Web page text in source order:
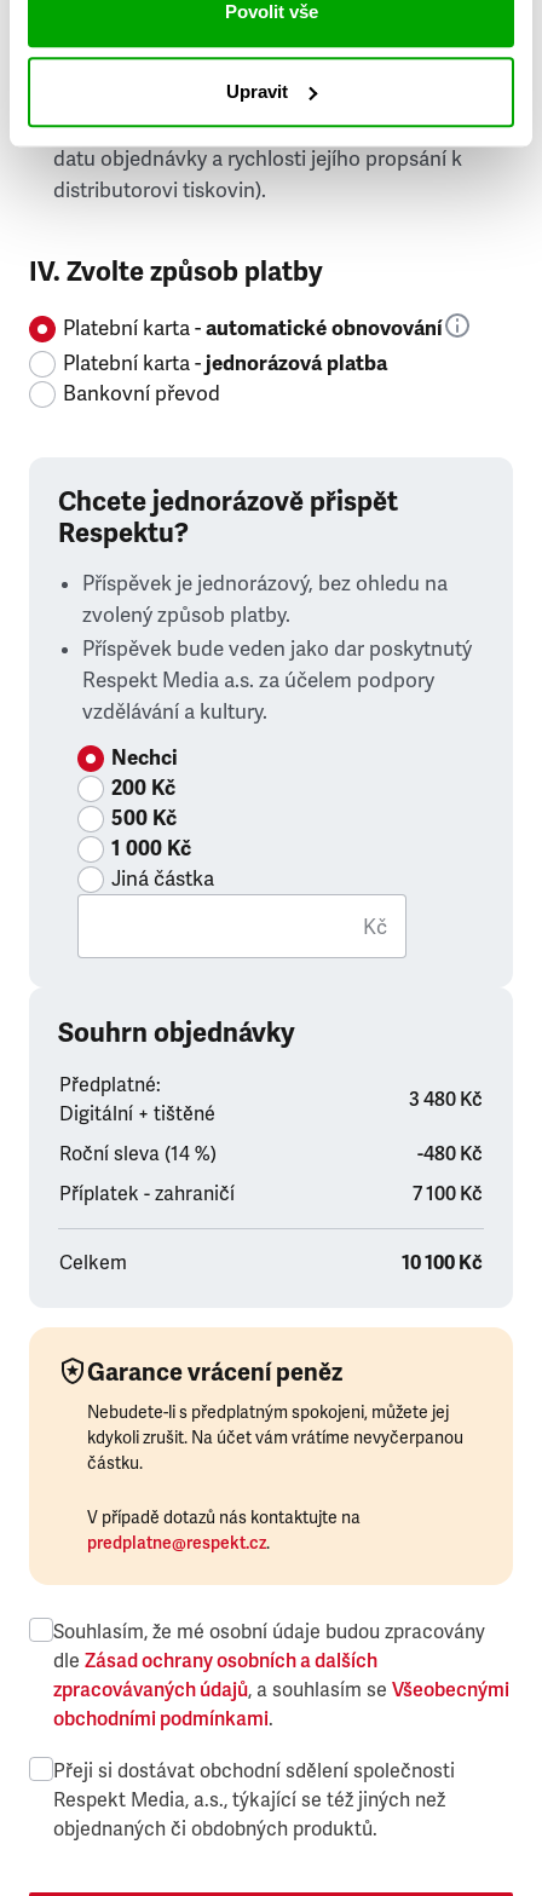
Povolit vše
Upravit
doručování týdeníku Respekt v tištěné verzi, na
první vydání ve vaší schránce se můžete těšit
příští, nejpozději přespříští týden (v závislosti na
datu objednávky a rychlosti jejího propsání k
distributorovi tiskovin).
IV. Zvolte způsob platby
Platební karta -automatické obnovování
Platební karta -jednorázová platba
Bankovní převod
Chcete jednorázově přispět
Respektu?
Příspěvek je jednorázový, bez ohledu na
zvolený způsob platby.
Příspěvek bude veden jako dar poskytnutý
Respekt Media a.s. za účelem podpory
vzdělávání a kultury.
Nechci
200 Kč
500 Kč
1 000 Kč
Jiná částka
Kč
Souhrn objednávky
Předplatné:
Digitální + tištěné
3 480 Kč
Roční sleva (14 %)
-480 Kč
Příplatek - zahraničí
7 100 Kč
Celkem 10 100 Kč
Garance vrácení peněz
Nebudete-li s předplatným spokojeni, můžete jej
kdykoli zrušit. Na účet vám vrátíme nevyčerpanou
částku.
V případě dotazů nás kontaktujte na
predplatne@respekt.cz.
Souhlasím, že mé osobní údaje budou zpracovány
dle Zásad ochrany osobních a dalších
zpracovávaných údajů, a souhlasím se Všeobecnými
obchodními podmínkami.
Přeji si dostávat obchodní sdělení společnosti
Respekt Media, a.s., týkající se též jiných než
objednaných či obdobných produktů.